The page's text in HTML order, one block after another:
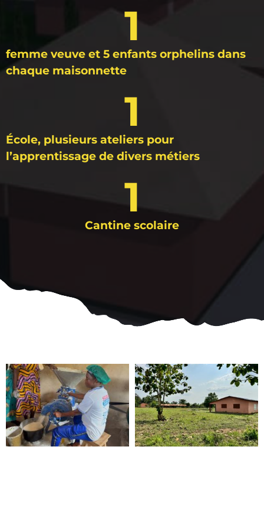
femme veuve et 5 enfants orphelins dans
chaque maisonnette
1
École, plusieurs ateliers pour
l’apprentissage de divers métiers
1
Cantine scolaire
1